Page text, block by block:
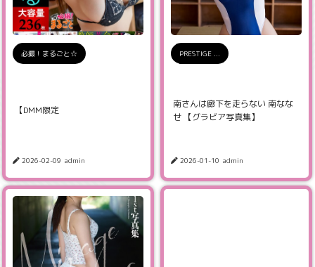
必撮！まるごと☆
【DMM限定
2026-02-09 admin
PRESTIGE ...
南さんは廊下を走らない 南なな
せ 【グラビア写真集】
2026-01-10 admin